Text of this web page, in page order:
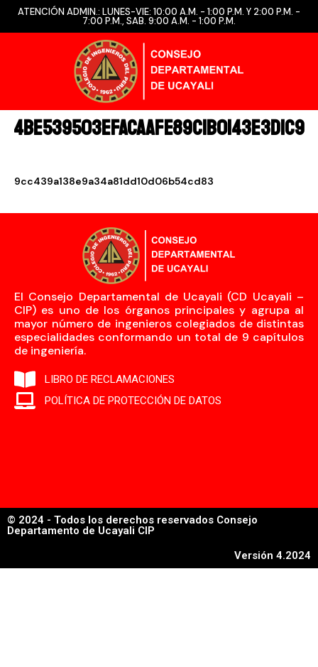
ATENCIÓN ADMIN.: LUNES-VIE: 10:00 A.M. - 1:00 P.M. Y 2:00 P.M. -
7:00 P.M., SAB. 9:00 A.M. - 1:00 P.M.
4be539503efacaafe89c1b0143e3d1c9
9cc439a138e9a34a81dd10d06b54cd83
El Consejo Departamental de Ucayali (CD Ucayali –
CIP) es uno de los órganos principales y agrupa al
mayor número de ingenieros colegiados de distintas
especialidades conformando un total de 9 capítulos
de ingeniería.
LIBRO DE RECLAMACIONES
POLÍTICA DE PROTECCIÓN DE DATOS
© 2024 - Todos los derechos reservados Consejo
Departamento de Ucayali CIP
Versión 4.2024